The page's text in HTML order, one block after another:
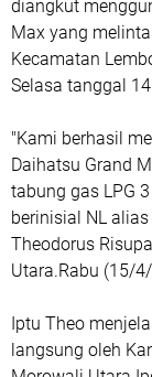
diangkut
Max yang
Kecamatan
Selasa tanggal
"Kami berhasil
Daihatsu Grand
tabung gas LPG
berinisial NL
Theodorus
Utara.Rabu (15/
Iptu Theo
langsung oleh